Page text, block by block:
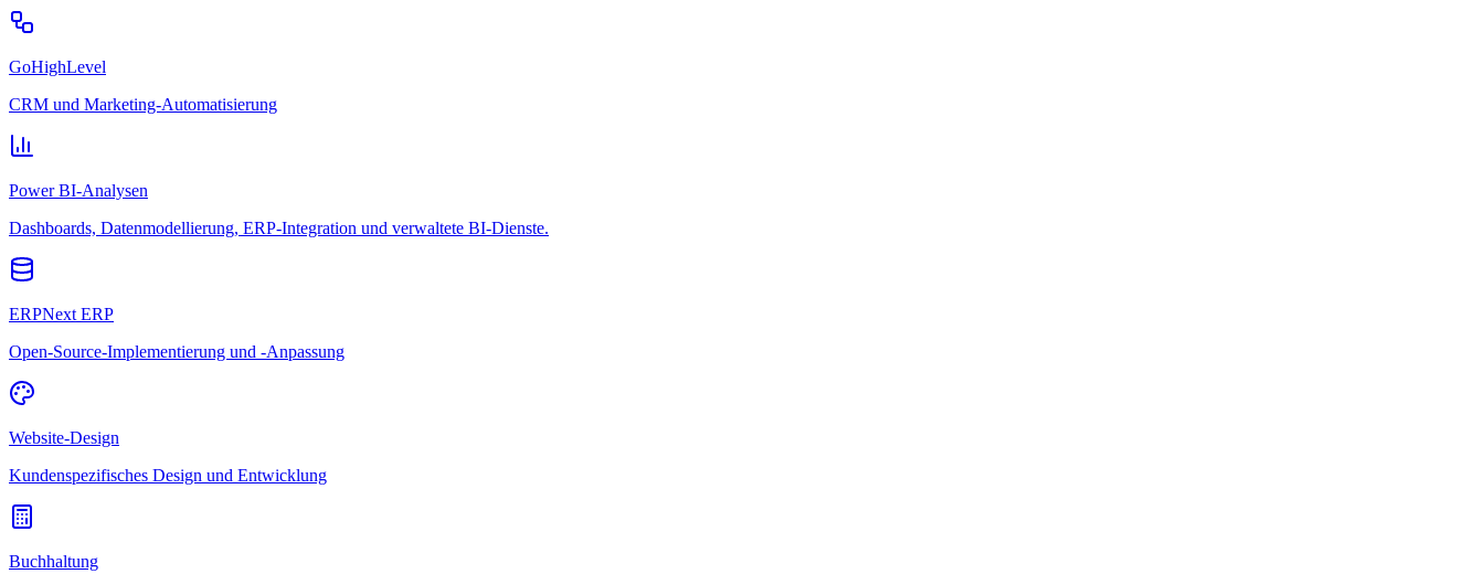
GoHighLevel
CRM und Marketing-Automatisierung
Power BI-Analysen
Dashboards, Datenmodellierung, ERP-Integration und verwaltete BI-Dienste.
ERPNext ERP
Open-Source-Implementierung und -Anpassung
Website-Design
Kundenspezifisches Design und Entwicklung
Buchhaltung